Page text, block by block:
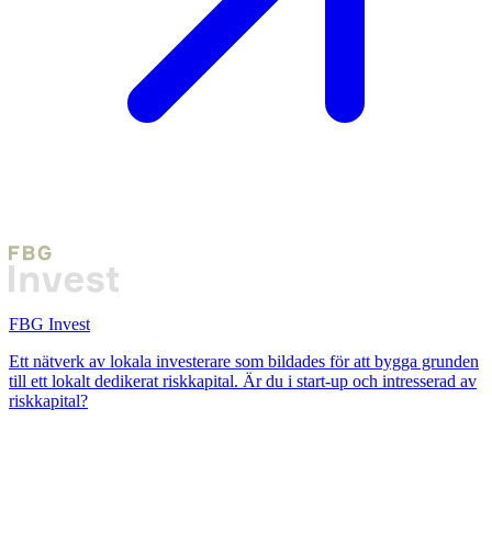
FBG Invest
Ett nätverk av lokala investerare som bildades för att bygga grunden
till ett lokalt dedikerat riskkapital. Är du i start-up och intresserad av
riskkapital?